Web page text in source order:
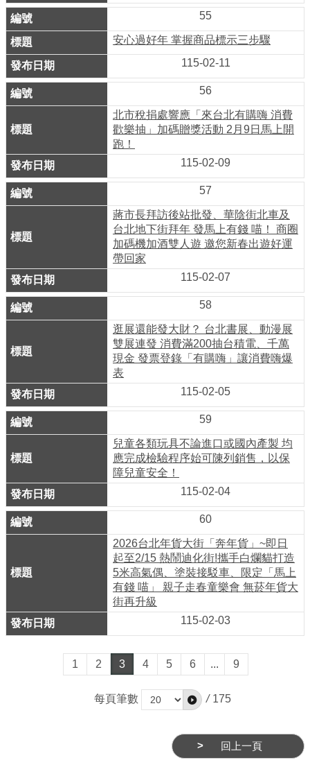
開
放
宣
告
隱
權
及
網
站
安
政
服
務
話
訊
55
安心過好年 掌握商品標示三步驟
115-02-11
56
北市稅捐處響應「來台北有購嗨 消費
歡樂抽」加碼贈獎活動 2月9日馬上開
跑！
115-02-09
57
蔣市長拜訪後站批發、華陰街北車及
台北地下街拜年 發馬上有錢 喵！ 商圈
加碼機加酒雙人遊 邀您新春出遊好運
帶回家
115-02-07
58
逛展還能發大財？ 台北書展、動漫展
雙展連發 消費滿200抽台積電、千萬
現金 發票登錄「有購嗨」讓消費嗨爆
表
115-02-05
59
兒童各類玩具不論進口或國內產製 均
應完成檢驗程序始可陳列銷售，以保
障兒童安全！
115-02-04
60
2026台北年貨大街「奔年貨」~即日
起至2/15 熱鬧迪化街!攜手白爛貓打造
5米高氣偶、塗裝接駁車、限定「馬上
有錢 喵」 親子走春童樂會 無菸年貨大
街再升級
115-02-03
1 2 3 4 5 6 ... 9
每頁筆數 / 175
回上一頁